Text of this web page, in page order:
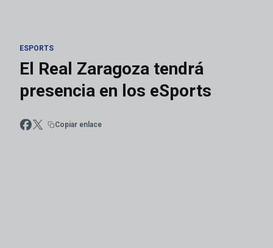
ESPORTS
El Real Zaragoza tendrá
presencia en los eSports
Copiar enlace